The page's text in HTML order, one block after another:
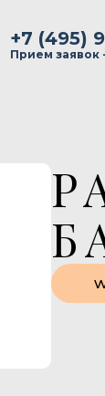
+7 (495)
Прием заявок